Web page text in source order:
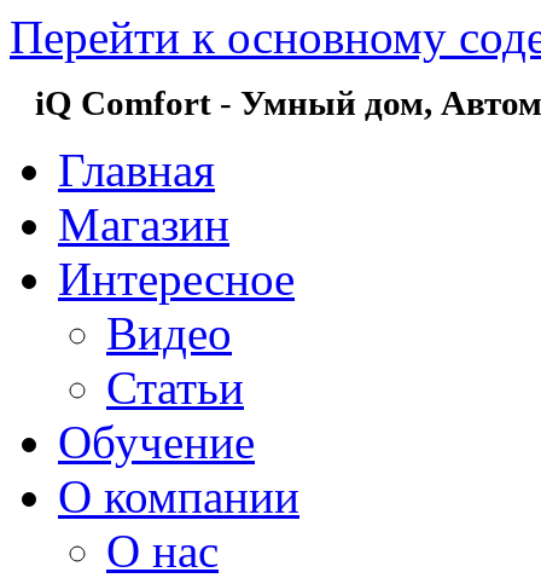
Перейти к основному
iQ Comfort - Умный дом,
Главная
Магазин
Интересное
Видео
Статьи
Обучение
О компании
О нас